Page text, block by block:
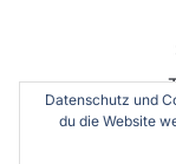
Datenschutz und
du die Website